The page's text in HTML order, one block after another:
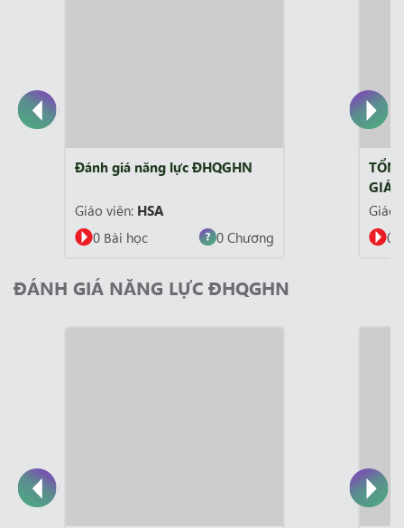
Đánh giá năng lực ĐHQGHN
Giáo viên: HSA
0 Bài học
0 Chương
GIÁ
Giáo
0
ĐÁNH GIÁ NĂNG LỰC ĐHQGHN